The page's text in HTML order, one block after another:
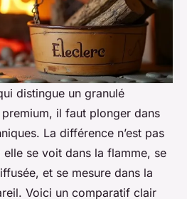
distingue un granulé
premium, il faut plonger dans
La différence n’est pas
se voit dans la flamme, se
et se mesure dans la
Voici un comparatif clair